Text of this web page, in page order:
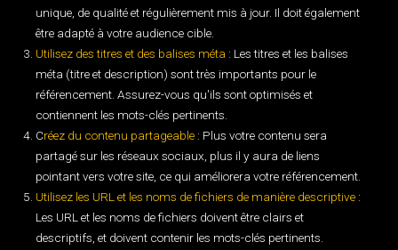
unique, de qualité et régulièrement mis à jour. Il doit également
être adapté à votre audience cible.
Utilisez des titres et des balises méta : Les titres et les balises
méta (titre et description) sont très importants pour le
référencement. Assurez-vous qu'ils sont optimisés et
contiennent les mots-clés pertinents.
Créez du contenu partageable : Plus votre contenu sera
partagé sur les réseaux sociaux, plus il y aura de liens
pointant vers votre site, ce qui améliorera votre référencement.
Utilisez les URL et les noms de fichiers de manière descriptive :
Les URL et les noms de fichiers doivent être clairs et
descriptifs, et doivent contenir les mots-clés pertinents.